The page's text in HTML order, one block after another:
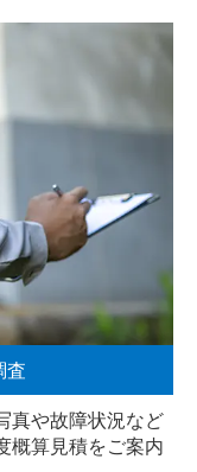
査
真や故障状況など
概算見積をご案内